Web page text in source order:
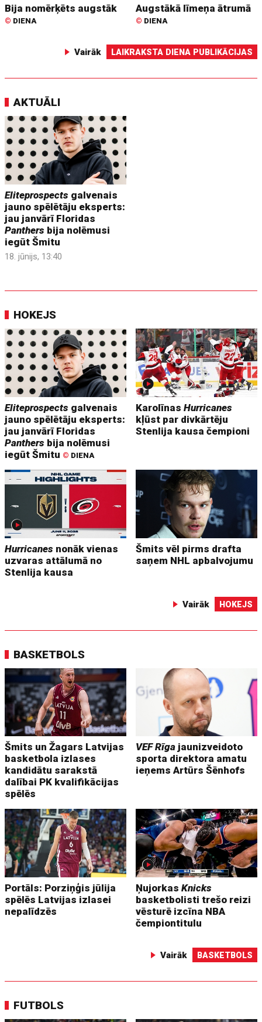
Bija nomērķēts augstāk
© DIENA
Augstākā līmeņa ātrumā
© DIENA
Vairāk LAIKRAKSTA DIENA PUBLIKĀCIJAS
AKTUĀLI
Eliteprospects galvenais
jauno spēlētāju eksperts:
jau janvārī Floridas
Panthers bija nolēmusi
iegūt Šmitu
18. jūnijs, 13:40
HOKEJS
Eliteprospects galvenais
jauno spēlētāju eksperts:
jau janvārī Floridas
Panthers bija nolēmusi
iegūt Šmitu © DIENA
KarolīnasHurricanes
kļūst par divkārtēju
Stenlija kausa čempioni
Hurricanes nonāk vienas
uzvaras attālumā no
Stenlija kausa
Šmits vēl pirms drafta
saņem NHL apbalvojumu
Vairāk HOKEJS
BASKETBOLS
Šmits un Žagars Latvijas
basketbola izlases
kandidātu sarakstā
dalībai PK kvalifikācijas
spēlēs
VEF Rīga jaunizveidoto
sporta direktora amatu
ieņems Artūrs Šēnhofs
Portāls: Porziņģis jūlija
spēlēs Latvijas izlasei
nepalīdzēs
ŅujorkasKnicks
basketbolisti trešo reizi
vēsturē izcīna NBA
čempiontitulu
Vairāk BASKETBOLS
FUTBOLS